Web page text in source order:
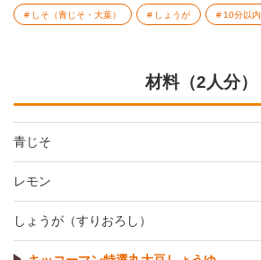
しそ（青じそ・大葉） しょうが 10分以内
材料（2人分）
青じそ
レモン
しょうが（すりおろし）